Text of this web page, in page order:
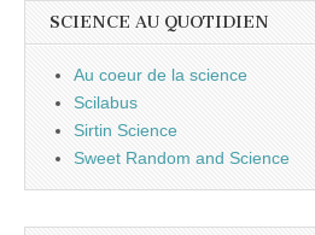
SCIENCE AU QUOTIDIEN
Au coeur de la science
Scilabus
Sirtin Science
Sweet Random and Science